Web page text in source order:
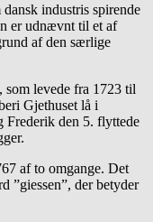
industris spirende
er udnævnt til et af
af den særlige
levede fra 1723 til
Gjethuset lå i
Frederik den 5. flyttede
af to omgange. Det
”giessen”, der betyder